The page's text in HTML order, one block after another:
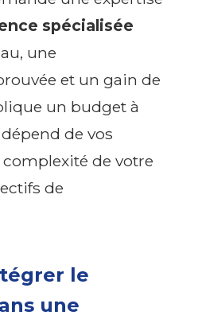
spécialisée
une
et un gain de
un budget à
de vos
complexité de votre
de
le
une